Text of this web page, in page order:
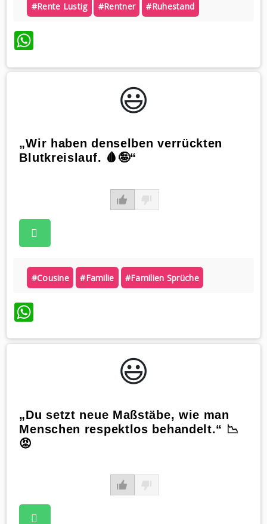
#rente Lustig #rentner #ruhestand
WhatsApp
😃️
„Wir haben denselben verrückten
Blutkreislauf. 🩸🤪“
#cousine #familie #familien Sprüche
WhatsApp
😃️
„Du setzt neue Maßstäbe, wie man
Menschen respektlos behandelt.“ 📉
😡